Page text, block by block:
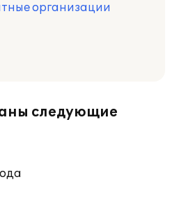
организации
следующие